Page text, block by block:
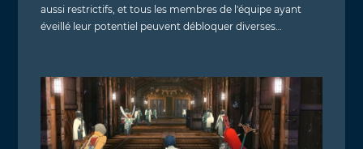
aussi restrictifs, et tous les membres de l'équipe ayant
éveillé leur potentiel peuvent débloquer diverses…